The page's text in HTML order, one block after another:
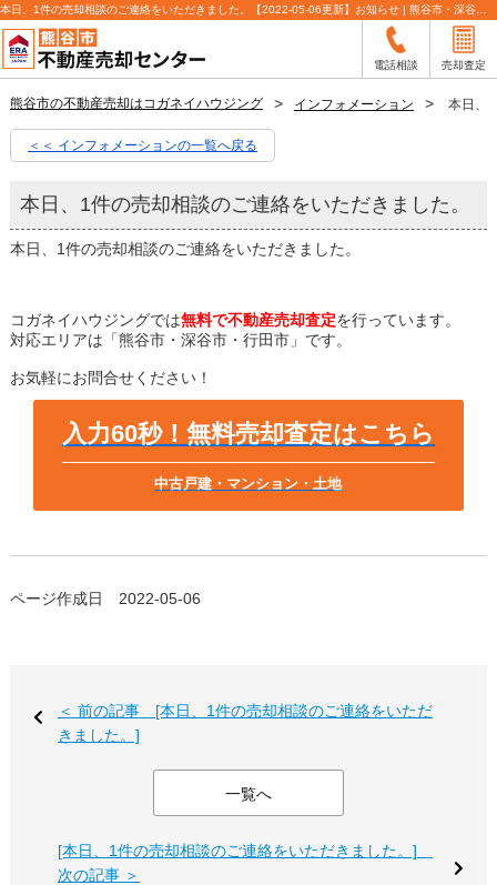
電話相談 売却査定
熊谷市の不動産売却はコガネイハウジング インフォメーション 本日、
＜＜ インフォメーションの一覧へ戻る
本日、1件の売却相談のご連絡をいただきました。
本日、1件の売却相談のご連絡をいただきました。
コガネイハウジングでは無料で不動産売却査定を行っています。
対応エリアは「熊谷市・深谷市・行田市」です。
お気軽にお問合せください！
入力60秒！無料売却査定はこちら
中古戸建・マンション・土地
ページ作成日 2022-05-06
＜ 前の記事 [本日、1件の売却相談のご連絡をいただ
きました。]
一覧へ
[本日、1件の売却相談のご連絡をいただきました。]
次の記事 ＞